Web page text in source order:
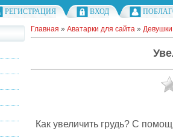
РЕГИСТРАЦИЯ ВХОД
Главная » Аватарки для сайта » Девушки
Как увеличить грудь? С